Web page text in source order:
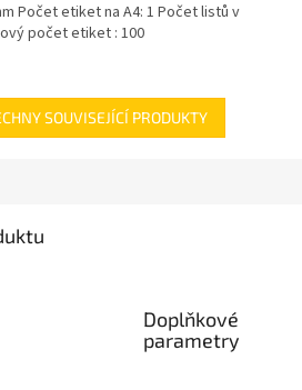
Počet etiket na A4: 1 Počet listů v
počet etiket : 100
SOUVISEJÍCÍ PRODUKTY
Doplňkové
parametry